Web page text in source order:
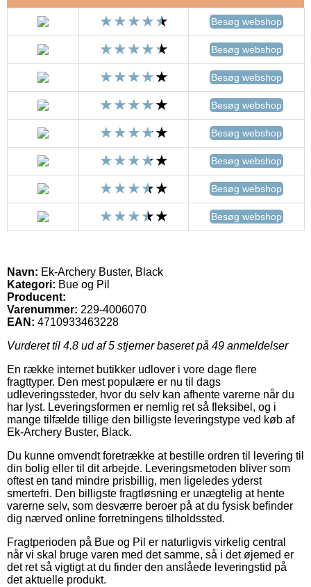
Besøg webshop
Besøg webshop
Besøg webshop
Besøg webshop
Besøg webshop
Besøg webshop
Besøg webshop
Besøg webshop
Navn: Ek-Archery Buster, Black
Kategori: Bue og Pil
Producent:
Varenummer: 229-4006070
EAN: 4710933463228
Vurderet til 4.8 ud af 5 stjerner baseret på 49 anmeldelser
En række internet butikker udlover i vore dage flere
fragttyper. Den mest populære er nu til dags
udleveringssteder, hvor du selv kan afhente varerne når du
har lyst. Leveringsformen er nemlig ret så fleksibel, og i
mange tilfælde tillige den billigste leveringstype ved køb af
Ek-Archery Buster, Black.
Du kunne omvendt foretrække at bestille ordren til levering til
din bolig eller til dit arbejde. Leveringsmetoden bliver som
oftest en tand mindre prisbillig, men ligeledes yderst
smertefri. Den billigste fragtløsning er unægtelig at hente
varerne selv, som desværre beroer på at du fysisk befinder
dig nærved online forretningens tilholdssted.
Fragtperioden på Bue og Pil er naturligvis virkelig central
når vi skal bruge varen med det samme, så i det øjemed er
det ret så vigtigt at du finder den anslåede leveringstid på
det aktuelle produkt.